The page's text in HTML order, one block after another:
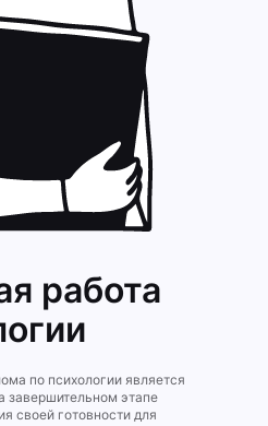
работа
по психологии является
этапе
своей готовности для